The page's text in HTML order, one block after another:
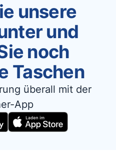
unsere
und
noch
Taschen
überall mit der
App